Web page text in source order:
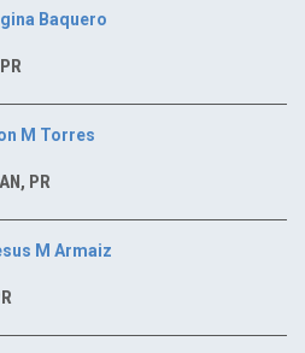
Baquero
M Torres
PR
M Armaiz